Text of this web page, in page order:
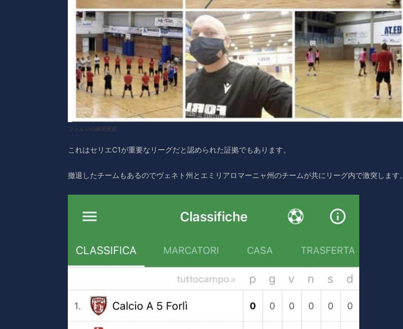
フォルリの練習風景
これはセリエC1が重要なリーグだと認められた証拠でもあります。
撤退したチームもあるのでヴェネト州とエミリアロマーニャ州のチームが共にリーグ内で激突します。